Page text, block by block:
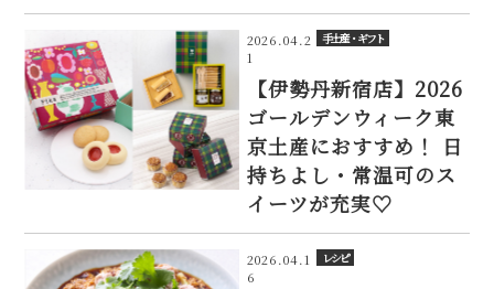
2026.04.2
1
手土産・ギフト
【伊勢丹新宿店】2026
ゴールデンウィーク東
京土産におすすめ！ 日
持ちよし・常温可のス
イーツが充実♡
2026.04.1
6
レシピ